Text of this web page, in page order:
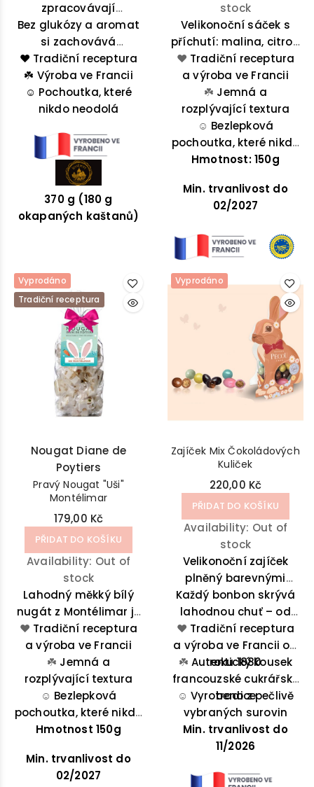
zpracovávají
výhradně z nejlepších
plodů. Pečlivě
oloupané se pak
pomalu kandují, čímž
získají vyvážený
poměr mezi ovocem a
pečlivě uloží do
plechovek a zalijí
vlastním sirupem.
Bez glukózy a aromat
si zachovává
přirozenou strukturu a
chuť ovoce. Opravdu
návyková pochoutka
pro nejnáročnější
výjimečná přísada do
vašeho pečiva!
❤️ Tradiční receptura
☘️ Výroba ve Francii
☺️ Pochoutka, které
nikdo neodolá
370 g (180 g
okapaných kaštanů)
stock
Velikonoční sáček s
příchutí: malina, citron
a pistácie. Součástí
balení je i
omalovánka.
❤️ Tradiční receptura
a výroba ve Francii
☘️ Jemná a
rozplývající textura
☺️ Bezlepková
pochoutka, které nikdo
neodolá
Hmotnost: 150g
Min. trvanlivost do
02/2027
Vyprodáno
Tradiční receptura
Nougat Diane de
Poytiers
Pravý Nougat "Uši"
Montélimar
179,00 Kč
PŘIDAT DO KOŠÍKU
Availability: Out of
stock
Lahodný měkký bílý
nugát z Montélimar je
lahodnou směsí medu
z Provence, mandlí a
pistácií.
❤️ Tradiční receptura
a výroba ve Francii
☘️ Jemná a
rozplývající textura
☺️ Bezlepková
pochoutka, které nikdo
neodolá
Hmotnost 150g
Min. trvanlivost do
02/2027
Vyprodáno
Zajíček Mix Čokoládových
Kuliček
220,00 Kč
PŘIDAT DO KOŠÍKU
Availability: Out of
stock
Velikonoční zajíček
plněný barevnými
čokoládovými
bonbony, které
rozveselí každou
sváteční chvíli.
Každý bonbon skrývá
lahodnou chuť – od
křupavých vajíček až
po jemný karamel.
❤️ Tradiční receptura
a výroba ve Francii od
roku 1880
☘️ Autentický kousek
francouzské cukrářské
tradice
☺️ Vyrobeno z pečlivě
vybraných surovin
Min. trvanlivost do
11/2026